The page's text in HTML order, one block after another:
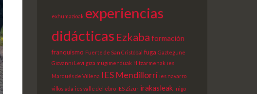
exhumazioak experiencias
didácticas Ezkaba formación
franquismo Fuerte de San Cristóbal fuga Gaztegune
Giovanni Levi giza mugimenduak Hitzarmenak ies
Marqués de Villena IES Mendillorri ies navarro
villoslada ies valle del ebro IES Zizur irakasleak Iñigo